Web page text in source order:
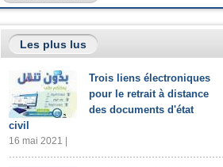
Les plus lus
Trois liens électroniques
pour le retrait à distance
des documents d'état
civil
16 mai 2021 |